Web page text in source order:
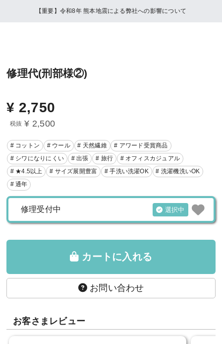
【重要】令和8年 熊本地震による弊社への影響について
修理代(刑部様②)
¥ 2,750
税抜 ¥ 2,500
# コットン # ウール # 天然繊維
# アワード受賞商品
# シワになりにくい
# 出張 # 旅行
# オフィスカジュアル
# ★4.5以上
# サイズ展開豊富 # 手洗い洗濯OK
# 洗濯機洗いOK
# 通年
修理受付中 選択中
カートに入れる
お問い合わせ
お客さまレビュー